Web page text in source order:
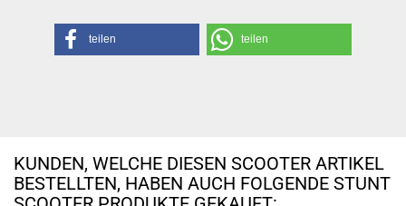
teilen teilen
KUNDEN, WELCHE DIESEN SCOOTER ARTIKEL
BESTELLTEN, HABEN AUCH FOLGENDE STUNT